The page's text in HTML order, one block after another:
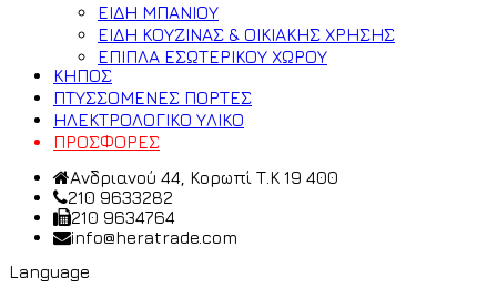
ΕΙΔΗ ΜΠΑΝΙΟΥ
ΕΙΔΗ ΚΟΥΖΙΝΑΣ & ΟΙΚΙΑΚΗΣ ΧΡΗΣΗΣ
ΕΠΙΠΛΑ ΕΣΩΤΕΡΙΚΟΥ ΧΩΡΟΥ
ΚΗΠΟΣ
ΠΤΥΣΣΟΜΕΝΕΣ ΠΟΡΤΕΣ
ΗΛΕΚΤΡΟΛΟΓΙΚΟ ΥΛΙΚΟ
ΠΡΟΣΦΟΡΕΣ
Ανδριανού 44, Κορωπί Τ.Κ 19 400
210 9633282
210 9634764
info@heratrade.com
Language